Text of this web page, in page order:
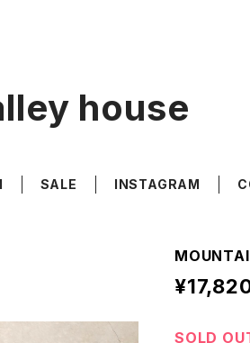
house
SALE INSTAGRAM
SOLD